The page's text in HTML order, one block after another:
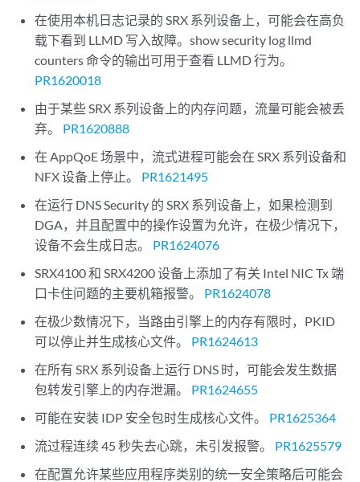
在使用本机日志记录的 SRX 系列设备上，可能会在高负
载下看到 LLMD 写入故障。show security log llmd
counters 命令的输出可用于查看 LLMD 行为。
PR1620018
由于某些 SRX 系列设备上的内存问题，流量可能会被丢
弃。 PR1620888
在 AppQoE 场景中，流式进程可能会在 SRX 系列设备和
NFX 设备上停止。 PR1621495
在运行 DNS Security 的 SRX 系列设备上，如果检测到
DGA，并且配置中的操作设置为允许，在极少情况下，
设备不会生成日志。 PR1624076
SRX4100 和 SRX4200 设备上添加了有关 Intel NIC Tx 端
口卡住问题的主要机箱报警。 PR1624078
在极少数情况下，当路由引擎上的内存有限时，PKID
可以停止并生成核心文件。 PR1624613
在所有 SRX 系列设备上运行 DNS 时，可能会发生数据
包转发引擎上的内存泄漏。 PR1624655
可能在安装 IDP 安全包时生成核心文件。 PR1625364
流过程连续 45 秒失去心跳，未引发报警。 PR1625579
在配置允许某些应用程序类别的统一安全策略后可能会